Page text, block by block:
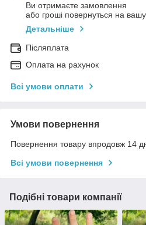
Ви отримаєте замовлення
або гроші повернуться на вашу
Детальніше
Післяплата
Оплата на рахунок
Всі умови оплати
Умови повернення
Повернення товару впродовж 14
Всі умови повернення
Подібні товари компанії